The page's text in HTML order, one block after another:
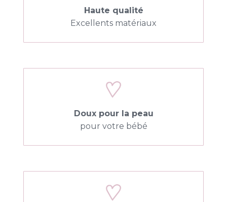
Haute qualité
Excellents matériaux
Doux pour la peau
pour votre bébé